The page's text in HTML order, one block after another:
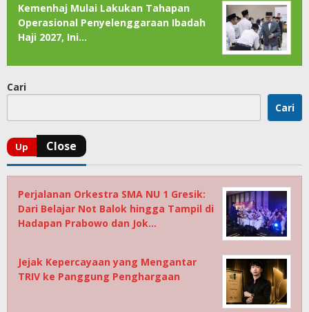
Kemenhaj Mulai Lakukan Tahapan
Operasional Penyelenggaraan Ibadah
Haji 2027, Ini…
Cari
Cari
Perjalanan Orkestra SMA NU 1 Gresik:
Dari Belajar Not Balok hingga Tampil di
Hadapan Prabowo dan Jok…
Jejak Kepercayaan yang Mengantar
TRIV ke Panggung Penghargaan